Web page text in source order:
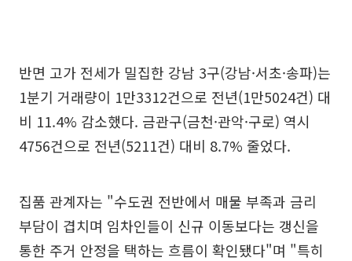
반면 고가 전세가 밀집한 강남 3구(강남·서초·송파)는
1분기 거래량이 1만3312건으로 전년(1만5024건) 대
비 11.4% 감소했다. 금관구(금천·관악·구로) 역시
4756건으로 전년(5211건) 대비 8.7% 줄었다.
집품 관계자는 "수도권 전반에서 매물 부족과 금리
부담이 겹치며 임차인들이 신규 이동보다는 갱신을
통한 주거 안정을 택하는 흐름이 확인됐다"며 "특히